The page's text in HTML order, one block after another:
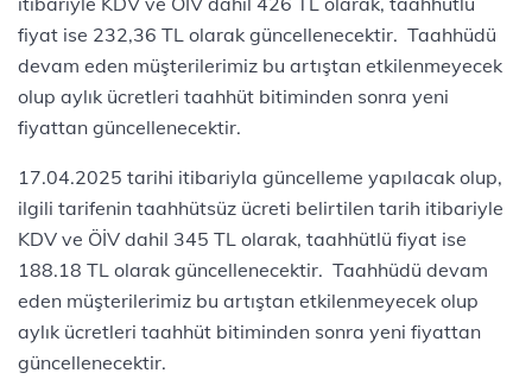
fiyat ise 232,36 TL olarak güncellenecektir. Taahhüdü
devam eden müşterilerimiz bu artıştan etkilenmeyecek
olup aylık ücretleri taahhüt bitiminden sonra yeni
fiyattan güncellenecektir.
17.04.2025 tarihi itibariyla güncelleme yapılacak olup,
ilgili tarifenin taahhütsüz ücreti belirtilen tarih itibariyle
KDV ve ÖİV dahil 345 TL olarak, taahhütlü fiyat ise
188.18 TL olarak güncellenecektir. Taahhüdü devam
eden müşterilerimiz bu artıştan etkilenmeyecek olup
aylık ücretleri taahhüt bitiminden sonra yeni fiyattan
güncellenecektir.